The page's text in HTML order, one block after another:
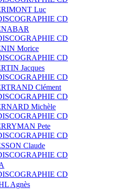
Luc
CD
CD
Morice
CD
Jacques
CD
Clément
CD
Michèle
CD
Pete
CD
Claude
CD
CD
Agnès